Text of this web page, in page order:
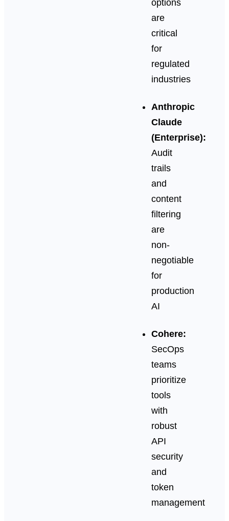
options
are
critical
for
regulated
industries
Anthropic
Claude
(Enterprise):
Audit
trails
and
content
filtering
are
non-
negotiable
for
production
AI
Cohere:
SecOps
teams
prioritize
tools
with
robust
API
security
and
token
management